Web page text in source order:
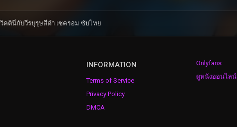
วิคตินี่กับวีรบุรุษสีดำ เซครอม ซับไทย
INFORMATION
Terms of Service
Privacy Policy
DMCA
Onlyfans
ดูหนังออนไลน์